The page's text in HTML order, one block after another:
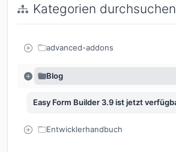
Kategorien durchsuchen
advanced-addons
Blog
Entwicklerhandbuch